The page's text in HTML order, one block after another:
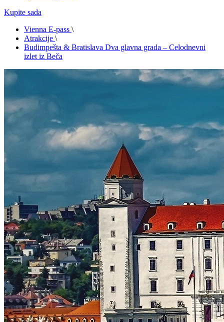
Kupite sada
Vienna E-pass \
Atrakcije \
Budimpešta & Bratislava Dva glavna grada – Celodnevni
izlet iz Beča